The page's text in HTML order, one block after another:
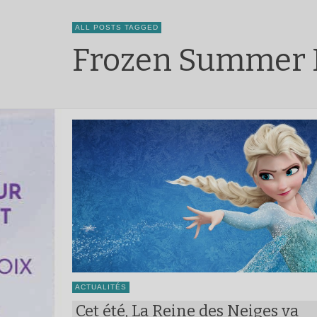
ALL POSTS TAGGED
Frozen Summer
ACTUALITÉS
Cet été, La Reine des Neiges va